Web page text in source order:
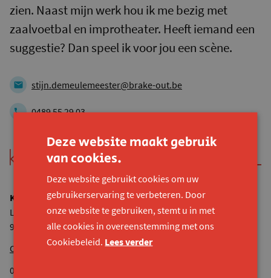
zien. Naast mijn werk hou ik me bezig met
zaalvoetbal en improtheater. Heeft iemand een
suggestie? Dan speel ik voor jou een scène.
stijn.demeulemeester@brake-out.be
0489 55 29 03
Konekt vzw
Lijnmolenstraat 153
9040 Sint-Amandsberg
Onze andere locaties
0524.936.680 RPR Gent
Deze website maakt gebruik
van cookies.
Deze website gebruikt cookies om uw
gebruikerservaring te verbeteren. Door
onze website te gebruiken, stemt u in met
alle cookies in overeenstemming met ons
Cookiebeleid. Lees verder